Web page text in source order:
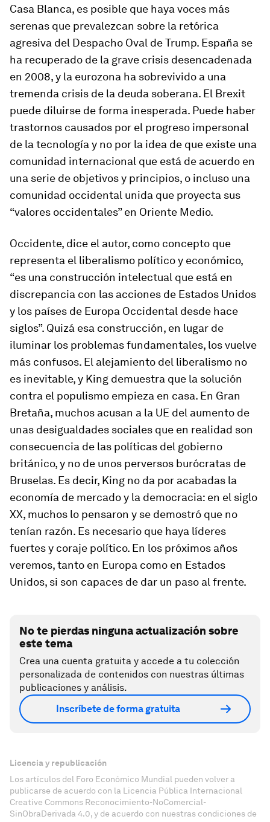
Casa Blanca, es posible que haya voces más
serenas que prevalezcan sobre la retórica
agresiva del Despacho Oval de Trump. España se
ha recuperado de la grave crisis desencadenada
en 2008, y la eurozona ha sobrevivido a una
tremenda crisis de la deuda soberana. El Brexit
puede diluirse de forma inesperada. Puede haber
trastornos causados por el progreso impersonal
de la tecnología y no por la idea de que existe una
comunidad internacional que está de acuerdo en
una serie de objetivos y principios, o incluso una
comunidad occidental unida que proyecta sus
“valores occidentales” en Oriente Medio.
Occidente, dice el autor, como concepto que
representa el liberalismo político y económico,
“es una construcción intelectual que está en
discrepancia con las acciones de Estados Unidos
y los países de Europa Occidental desde hace
siglos”. Quizá esa construcción, en lugar de
iluminar los problemas fundamentales, los vuelve
más confusos. El alejamiento del liberalismo no
es inevitable, y King demuestra que la solución
contra el populismo empieza en casa. En Gran
Bretaña, muchos acusan a la UE del aumento de
unas desigualdades sociales que en realidad son
consecuencia de las políticas del gobierno
británico, y no de unos perversos burócratas de
Bruselas. Es decir, King no da por acabadas la
economía de mercado y la democracia: en el siglo
XX, muchos lo pensaron y se demostró que no
tenían razón. Es necesario que haya líderes
fuertes y coraje político. En los próximos años
veremos, tanto en Europa como en Estados
Unidos, si son capaces de dar un paso al frente.
No te pierdas ninguna actualización sobre
este tema
Crea una cuenta gratuita y accede a tu colección
personalizada de contenidos con nuestras últimas
publicaciones y análisis.
Inscríbete de forma gratuita
Licencia y republicación
Los artículos del Foro Económico Mundial pueden volver a
publicarse de acuerdo con la Licencia Pública Internacional
Creative Commons Reconocimiento-NoComercial-
SinObraDerivada 4.0, y de acuerdo con nuestras condiciones de